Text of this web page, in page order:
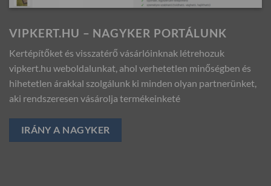
VIPKERT.HU – NAGYKER PORTÁLUNK
Kertépítőket és visszatérő vásárlóinknak létrehozuk
vipkert.hu weboldalunkat, ahol verhetetlen minőségben és
hihetetlen árakkal szolgálunk ki minden olyan partnerünket,
aki rendszeresen vásárolja termékeinketé
IRÁNY A NAGYKER